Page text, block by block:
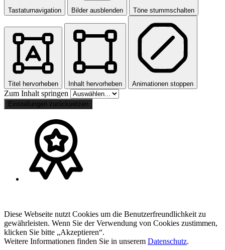
Tastaturnavigation Bilder ausblenden Töne stummschalten
Titel hervorheben Inhalt hervorheben Animationen stoppen
Zum Inhalt springen
Einstellungen zurücksetzen
Diese Webseite nutzt Cookies um die Benutzerfreundlichkeit zu
gewährleisten. Wenn Sie der Verwendung von Cookies zustimmen,
klicken Sie bitte „Akzeptieren“.
Weitere Informationen finden Sie in unserem Datenschutz.